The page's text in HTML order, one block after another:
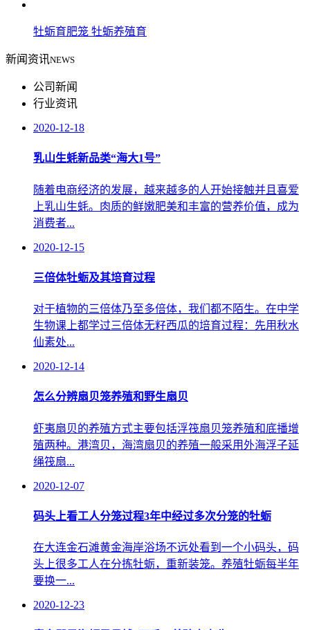
牡蛎育肥笼 牡蛎养殖育
新闻资讯NEWS
公司新闻
行业资讯
2020-12-18
乳山生蚝新品类“海大1号”
随着电商经济的发展，越来越多的人开始接触并且喜爱
上乳山生蚝。肉质的鲜嫩肥美和丰富的营养价值，成为
消费者...
2020-12-15
三倍体牡蛎及其培育过程
对于植物的三倍体乃至多倍体，我们都不陌生。在中学
生物课上都学过三倍体无籽西瓜的培育过程：先用秋水
仙素处...
2020-12-14
怎么分辨扇贝笼养殖和野生扇贝
虾夷扇贝的养殖方式主要包括浮筏扇贝笼养殖和底播增
殖两种。港湾贝，海湾扇贝的养殖一般采用外海浮子延
绳筏扇...
2020-12-07
码头上看工人分笼过程3年中经过多次分笼的牡蛎
在大连金石滩黄金海岸浴场不远处看到一个小码头，码
头上很多工人在分拣牡蛎，重新装笼。养殖牡蛎每半年
要换一...
2020-12-23